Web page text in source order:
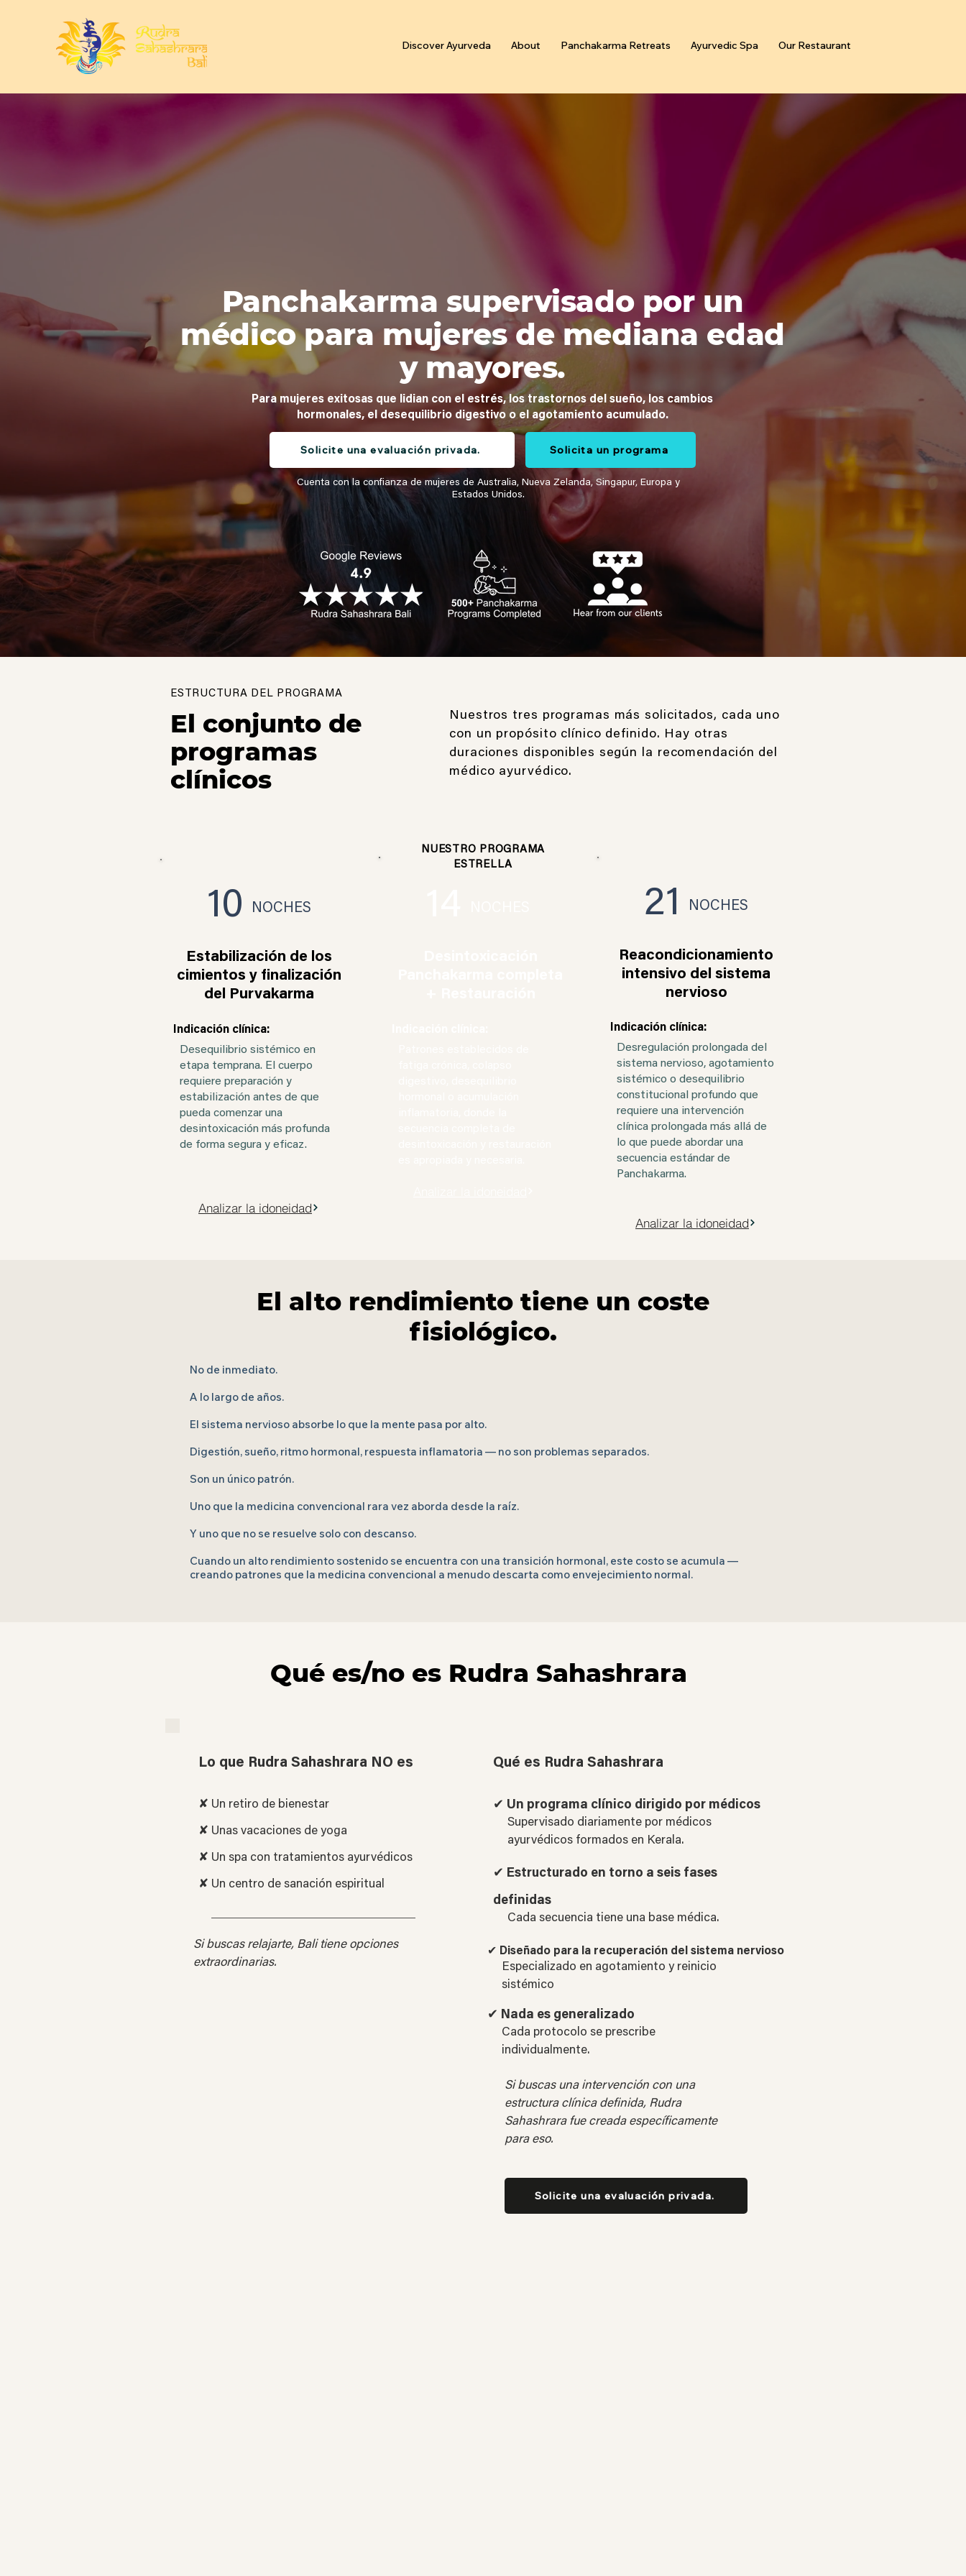
Discover Ayurveda About Panchakarma Retreats Ayurvedic Spa Our Restaurant
Panchakarma supervisado por un
médico para mujeres de mediana edad
y mayores.
Para mujeres exitosas que lidian con el estrés, los trastornos del sueño, los cambios
hormonales, el desequilibrio digestivo o el agotamiento acumulado.
Solicite una evaluación privada. Solicita un programa
Cuenta con la confianza de mujeres de Australia, Nueva Zelanda, Singapur, Europa y
Estados Unidos.
ESTRUCTURA DEL PROGRAMA
El conjunto de
programas
clínicos
Nuestros tres programas más solicitados, cada uno
con un propósito clínico definido. Hay otras
duraciones disponibles según la recomendación del
médico ayurvédico.
NOCHES
10
Estabilización de los
cimientos y finalización
del Purvakarma
Indicación clínica:
Desequilibrio sistémico en
etapa temprana. El cuerpo
requiere preparación y
estabilización antes de que
pueda comenzar una
desintoxicación más profunda
de forma segura y eficaz.
Analizar la idoneidad
NUESTRO PROGRAMA
ESTRELLA
NOCHES
21
Reacondicionamiento
intensivo del sistema
nervioso
Indicación clínica:
Desregulación prolongada del
sistema nervioso, agotamiento
sistémico o desequilibrio
constitucional profundo que
requiere una intervención
clínica prolongada más allá de
lo que puede abordar una
secuencia estándar de
Panchakarma.
Analizar la idoneidad
El alto rendimiento tiene un coste
fisiológico.
No de inmediato.
A lo largo de años.
El sistema nervioso absorbe lo que la mente pasa por alto.
Digestión, sueño, ritmo hormonal, respuesta inflamatoria — no son problemas separados.
Son un único patrón.
Uno que la medicina convencional rara vez aborda desde la raíz.
Y uno que no se resuelve solo con descanso.
Cuando un alto rendimiento sostenido se encuentra con una transición hormonal, este costo se acumula —
creando patrones que la medicina convencional a menudo descarta como envejecimiento normal.
Qué es/no es Rudra Sahashrara
Lo que Rudra Sahashrara NO es
✘ Un retiro de bienestar
✘ Unas vacaciones de yoga
✘ Un spa con tratamientos ayurvédicos
✘ Un centro de sanación espiritual
Si buscas relajarte, Bali tiene opciones
extraordinarias.
Qué es Rudra Sahashrara
Supervisado diariamente por médicos
ayurvédicos formados en Kerala.
✔ Un programa clínico dirigido por médicos
Cada secuencia tiene una base médica.
✔ Estructurado en torno a seis fases
definidas
Especializado en agotamiento y reinicio
sistémico
✔ Diseñado para la recuperación del sistema nervioso
Cada protocolo se prescribe
individualmente.
✔ Nada es generalizado
Si buscas una intervención con una
estructura clínica definida, Rudra
Sahashrara fue creada específicamente
para eso.
Solicite una evaluación privada.